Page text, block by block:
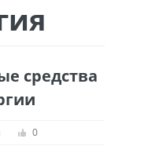
средства
0